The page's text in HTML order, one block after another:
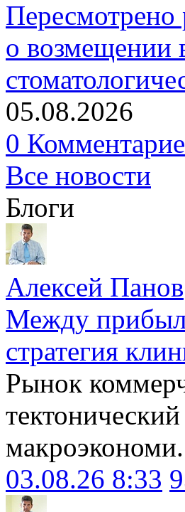
о возмещении
05.08.2026
0
Все новости
Блоги
Алексей Панов
Между
стратегия
Рынок
03.08.26 8:33